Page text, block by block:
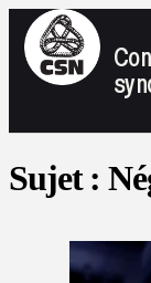
Sujet :